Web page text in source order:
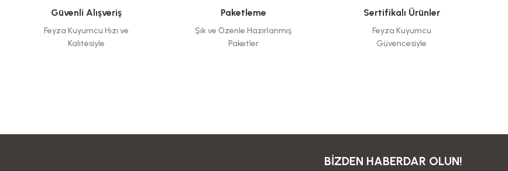
Güvenli Alışveriş
Feyza Kuyumcu Hızı ve
Kalitesiyle
Paketleme
Şık ve Özenle Hazırlanmış
Paketler
Sertifikalı Ürünler
Feyza Kuyumcu
Güvencesiyle
BİZDEN HABERDAR OLUN!